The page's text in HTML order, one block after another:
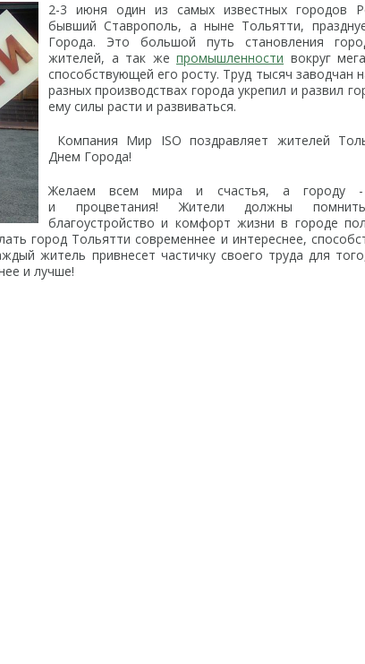
2-3 июня один из самых известных городов
бывший Ставрополь, а ныне Тольятти,
Города. Это большой путь становления
жителей, а так же промышленности вокруг
способствующей его росту. Труд тысяч заводчан
разных производствах города укрепил и развил
ему силы расти и развиваться.
Компания Мир ISO поздравляет жителей
Днем Города!
Желаем всем мира и счастья, а городу -
и процветания! Жители должны
благоустройство и комфорт жизни в городе
город Тольятти современнее и интереснее,
житель привнесет частичку своего труда для
и лучше!